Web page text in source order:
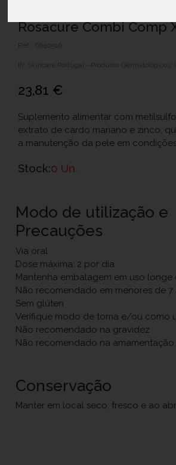
Rosacure Combi Comp
Ref.: 6640516
Ifc Skincare Portugal - Produtos Dermatológicos,
23,81 €
Suplemento alimentar com
extrato de cardo mariano e zinco,
a manutenção da pele em
Stock:0 Un.
Modo de utilização e
Precauções
Via oral
Dose máxima: 2 por dia
Mantenha embalagem em uso
Não recomendado em menores de 7
Sem glúten
Verifique modo de toma e/ou como
Não recomendado na gravidez
Não recomendado na amamentação
Conservação
Manter em local seco, fresco e ao